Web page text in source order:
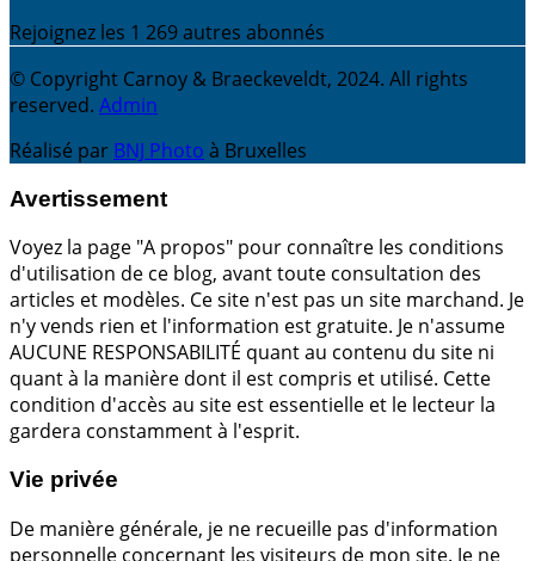
Rejoignez les 1 269 autres abonnés
© Copyright Carnoy & Braeckeveldt, 2024. All rights
reserved. Admin
Réalisé par BNJ Photo à Bruxelles
Avertissement
Voyez la page "A propos" pour connaître les conditions
d'utilisation de ce blog, avant toute consultation des
articles et modèles. Ce site n'est pas un site marchand. Je
n'y vends rien et l'information est gratuite. Je n'assume
AUCUNE RESPONSABILITÉ quant au contenu du site ni
quant à la manière dont il est compris et utilisé. Cette
condition d'accès au site est essentielle et le lecteur la
gardera constamment à l'esprit.
Vie privée
De manière générale, je ne recueille pas d'information
personnelle concernant les visiteurs de mon site. Je ne